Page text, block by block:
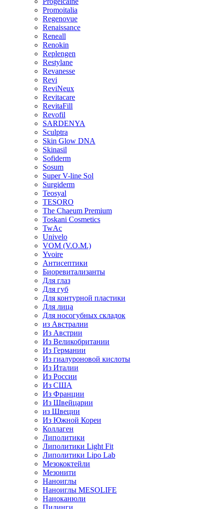
Promoitalia
Regenovue
Renaissance
Reneall
Renokin
Replengen
Restylane
Revanesse
Revi
ReviNeux
Revitacare
RevitaFill
Revofil
SARDENYA
Sculptra
Skin Glow DNA
Skinasil
Sofiderm
Sosum
Super V-line Sol
Surgiderm
Teosyal
TESORO
The Chaeum Premium
Toskani Cosmetics
TwAc
Univelo
VOM (V.O.M.)
Yvoire
Антисептики
Биоревитализанты
Для глаз
Для губ
Для контурной пластики
Для лица
Для носогубных складок
из Австралии
Из Австрии
Из Великобритании
Из Германии
Из гиалуроновой кислоты
Из Италии
Из России
Из США
Из Франции
Из Швейцарии
из Швеции
Из Южной Кореи
Коллаген
Липолитики
Липолитики Light Fit
Липолитики Lipo Lab
Мезококтейли
Мезонити
Наноиглы
Наноиглы MESOLIFE
Наноканюли
Пилинги